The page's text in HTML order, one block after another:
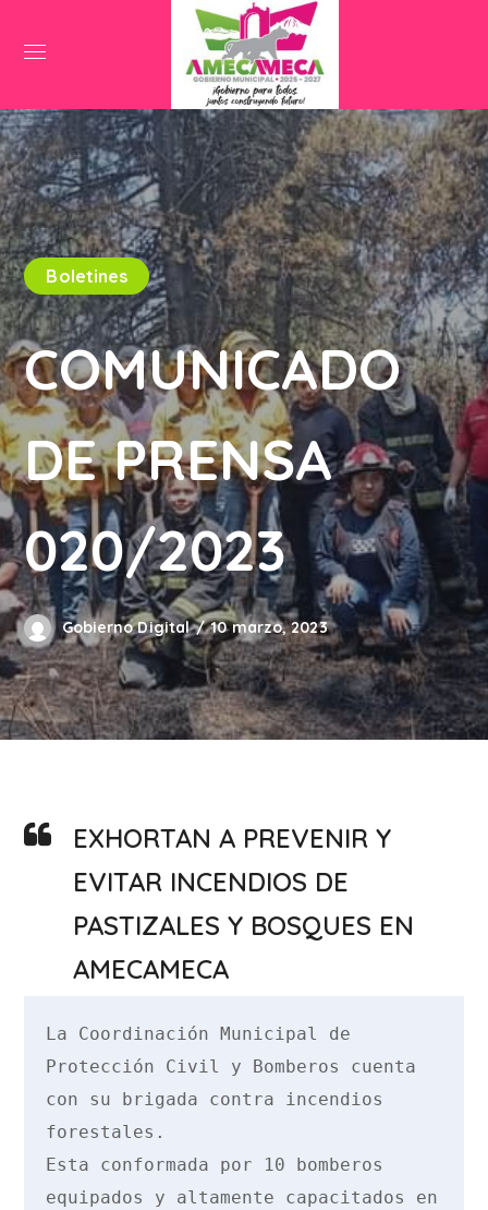
Boletines
COMUNICADO
DE PRENSA
020/2023
Gobierno Digital 10 marzo, 2023
EXHORTAN A PREVENIR Y
EVITAR INCENDIOS DE
PASTIZALES Y BOSQUES EN
AMECAMECA
La Coordinación Municipal de
Protección Civil y Bomberos cuenta
con su brigada contra incendios
forestales.
Esta conformada por 10 bomberos
equipados y altamente capacitados en